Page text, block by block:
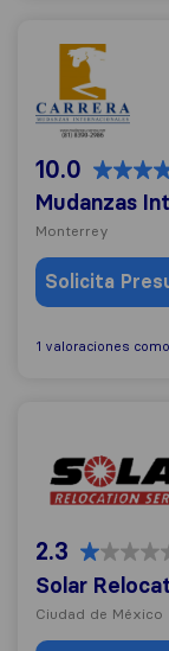
Mudanzas
10.0
Mudanzas
Monterrey
Solicita
1 valoraciones como
2.3
Solar
Ciudad de México